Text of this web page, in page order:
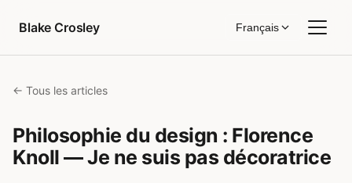
Blake Crosley
Français
← Tous les articles
Philosophie du design : Florence
Knoll — Je ne suis pas décoratrice